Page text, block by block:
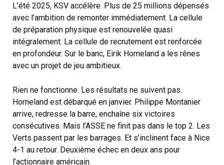
L’été 2025, KSV accélère. Plus de 25 millions dépensés
avec l’ambition de remonter immédiatement. La cellule
de préparation physique est renouvelée quasi
intégralement. La cellule de recrutement est renforcée
en profondeur. Sur le banc, Eirik Horneland a les rênes
avec un projet de jeu ambitieux.
Rien ne fonctionne. Les résultats ne suivent pas.
Horneland est débarqué en janvier. Philippe Montanier
arrive, redresse la barre, enchaîne six victoires
consécutives. Mais l’ASSE ne finit pas dans le top 2. Les
Verts passent par les barrages. Et s’inclinent face à Nice
4-1 au retour. Deuxième échec en deux ans pour
l’actionnaire américain.